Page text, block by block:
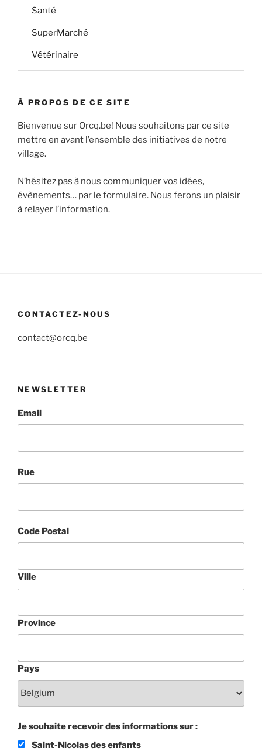
Santé
SuperMarché
Vétérinaire
À PROPOS DE CE SITE
Bienvenue sur Orcq.be! Nous souhaitons par ce site
mettre en avant l’ensemble des initiatives de notre
village.
N’hésitez pas à nous communiquer vos idées,
évènements… par le formulaire. Nous ferons un plaisir
à relayer l’information.
CONTACTEZ-NOUS
contact@orcq.be
NEWSLETTER
Email
Rue
Code Postal
Ville
Province
Pays
Je souhaite recevoir des informations sur :
Saint-Nicolas des enfants